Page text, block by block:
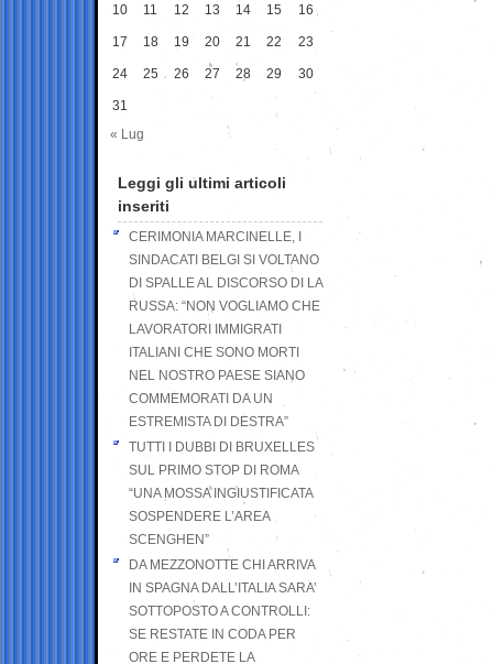
10 11 12 13 14 15 16
17 18 19 20 21 22 23
24 25 26 27 28 29 30
31
« Lug
Leggi gli ultimi articoli
inseriti
CERIMONIA MARCINELLE, I
SINDACATI BELGI SI VOLTANO
DI SPALLE AL DISCORSO DI LA
RUSSA: “NON VOGLIAMO CHE
LAVORATORI IMMIGRATI
ITALIANI CHE SONO MORTI
NEL NOSTRO PAESE SIANO
COMMEMORATI DA UN
ESTREMISTA DI DESTRA”
TUTTI I DUBBI DI BRUXELLES
SUL PRIMO STOP DI ROMA
“UNA MOSSA INGIUSTIFICATA
SOSPENDERE L’AREA
SCENGHEN”
DA MEZZONOTTE CHI ARRIVA
IN SPAGNA DALL’ITALIA SARA’
SOTTOPOSTO A CONTROLLI:
SE RESTATE IN CODA PER
ORE E PERDETE LA